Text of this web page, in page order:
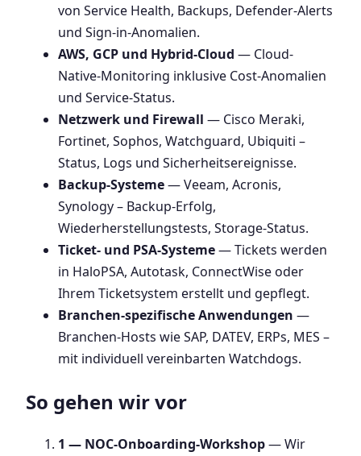
von Service Health, Backups, Defender-Alerts
und Sign-in-Anomalien.
AWS, GCP und Hybrid-Cloud — Cloud-
Native-Monitoring inklusive Cost-Anomalien
und Service-Status.
Netzwerk und Firewall — Cisco Meraki,
Fortinet, Sophos, Watchguard, Ubiquiti –
Status, Logs und Sicherheitsereignisse.
Backup-Systeme— Veeam, Acronis,
Synology – Backup-Erfolg,
Wiederherstellungstests, Storage-Status.
Ticket- und PSA-Systeme— Tickets werden
in HaloPSA, Autotask, ConnectWise oder
Ihrem Ticketsystem erstellt und gepflegt.
Branchen-spezifische Anwendungen —
Branchen-Hosts wie SAP, DATEV, ERPs, MES –
mit individuell vereinbarten Watchdogs.
So gehen wir vor
1 — NOC-Onboarding-Workshop— Wir